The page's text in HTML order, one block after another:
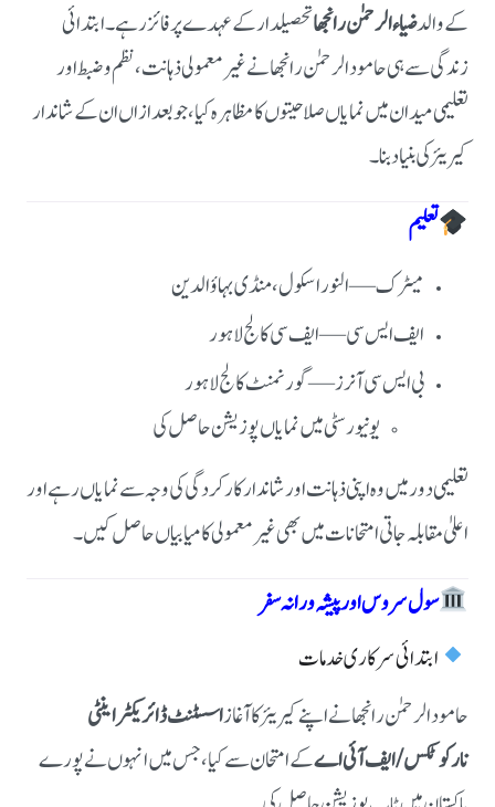
کے والدضیاء الرحمٰن رانجھاتحصیلدار کے عہدے پر فائز رہے۔ابتدائی
زندگی سے ہی حامود الرحمٰن رانجھا نے غیر معمولی ذہانت، نظم و ضبط اور
تعلیمی میدان میں نمایاں صلاحیتوں کا مظاہرہ کیا، جو بعد ازاں ان کے شاندار
کیریئر کی بنیاد بنا۔
تعلیم
میٹرک — النور اسکول، منڈی بہاؤالدین
ایف ایس سی — ایف سی کالج لاہور
بی ایس سی آنرز — گورنمنٹ کالج لاہور
یونیورسٹی میں نمایاں پوزیشن حاصل کی
تعلیمی دور میں وہ اپنی ذہانت اور شاندار کارکردگی کی وجہ سے نمایاں رہے اور
اعلیٰ مقابلہ جاتی امتحانات میں بھی غیر معمولی کامیابیاں حاصل کیں۔
سول سروس اور پیشہ ورانہ سفر
ابتدائی سرکاری خدمات
حامود الرحمٰن رانجھا نے اپنے کیریئر کا آغازاسسٹنٹ ڈائریکٹر اینٹی
نارکوٹکس / ایف آئی اےکے امتحان سے کیا، جس میں انہوں نے پورے